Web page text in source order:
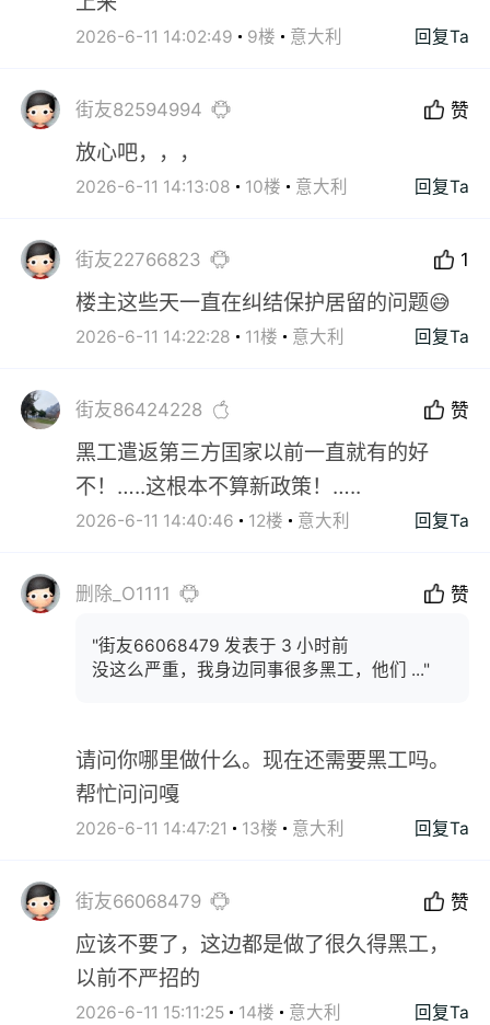
2026-6-11 14:02:49 9楼 意大利 回复Ta
街友82594994 赞
放心吧，，，
2026-6-11 14:13:08 10楼 意大利 回复Ta
街友22766823 1
楼主这些天一直在纠结保护居留的问题😅
2026-6-11 14:22:28 11楼 意大利 回复Ta
街友86424228 赞
黑工遣返第三方囯家以前一直就有的好
不！…..这根本不算新政策！…..
2026-6-11 14:40:46 12楼 意大利 回复Ta
删除_O1111 赞
"街友66068479 发表于 3 小时前
没这么严重，我身边同事很多黑工，他们 ..."
请问你哪里做什么。现在还需要黑工吗。
帮忙问问嘎
2026-6-11 14:47:21 13楼 意大利 回复Ta
街友66068479 赞
应该不要了，这边都是做了很久得黑工，
以前不严招的
2026-6-11 15:11:25 14楼 意大利 回复Ta